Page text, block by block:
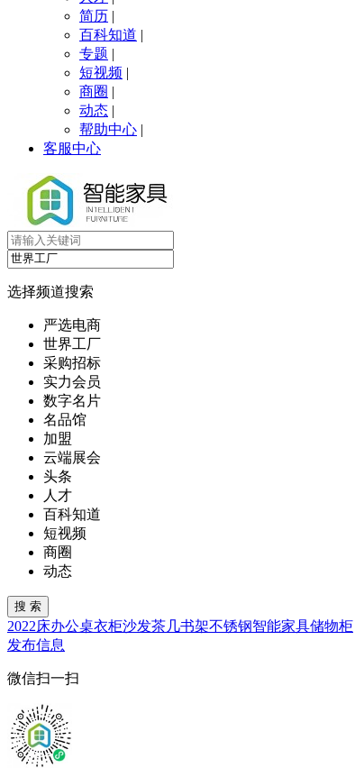
简历 |
百科知道 |
专题 |
短视频 |
商圈 |
动态 |
帮助中心 |
客服中心
选择频道搜索
严选电商
世界工厂
采购招标
实力会员
数字名片
名品馆
加盟
云端展会
头条
人才
百科知道
短视频
商圈
动态
2022床办公桌衣柜沙发茶几书架不锈钢智能家具储物柜
发布信息
微信扫一扫